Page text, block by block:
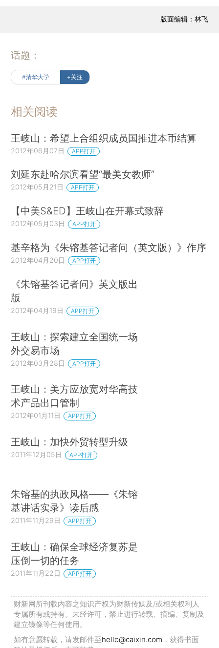
版面编辑：林飞
话题：
#清华大学 +关注
相关阅读
王岐山：希望上合组织成员国推进本币结算
2012年06月07日 APP打开
刘延东赴哈尔滨看望“最美女教师”
2012年05月21日 APP打开
【中美S&ED】王岐山在开幕式致辞
2012年05月03日 APP打开
基辛格为《朱镕基答记者问（英文版）》作序
2012年04月20日 APP打开
《朱镕基答记者问》英文版出
版
2012年04月19日 APP打开
王岐山：探索建立全国统一场
外交易市场
2012年03月28日 APP打开
王岐山：美方应放宽对华高技
术产品出口管制
2012年01月11日 APP打开
王岐山：加快外贸转型升级
2011年12月05日 APP打开
朱镕基的执政风格——《朱镕
基讲话实录》读后感
2011年11月29日 APP打开
王岐山：确保全球经济复苏是
压倒一切的任务
2011年11月22日 APP打开
财新网所刊载内容之知识产权为财新传媒及/或相关权利人
专属所有或持有。未经许可，禁止进行转载、摘编、复制及
建立镜像等任何使用。
如有意愿转载，请发邮件至hello@caixin.com ，获得书面